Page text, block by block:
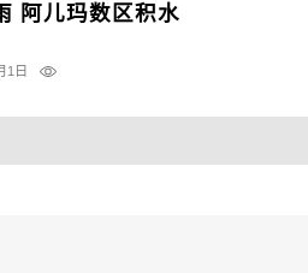
阿儿玛数区积水
1日